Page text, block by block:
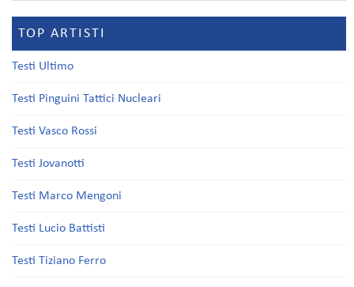
TOP ARTISTI
Testi Ultimo
Testi Pinguini Tattici Nucleari
Testi Vasco Rossi
Testi Jovanotti
Testi Marco Mengoni
Testi Lucio Battisti
Testi Tiziano Ferro